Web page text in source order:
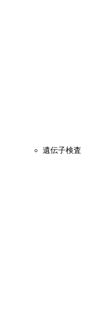
遺伝子検査